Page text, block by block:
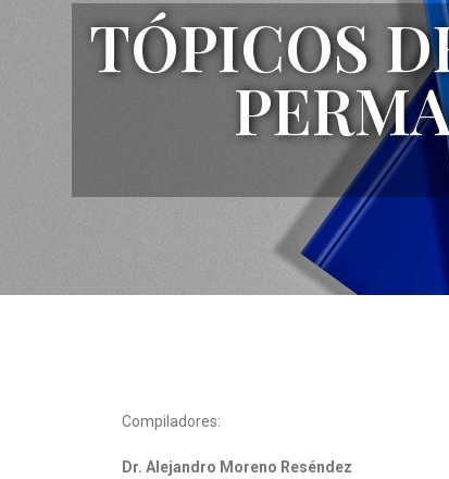
TÓPICOS
Compiladores:
Dr. Alejandro Moreno Reséndez